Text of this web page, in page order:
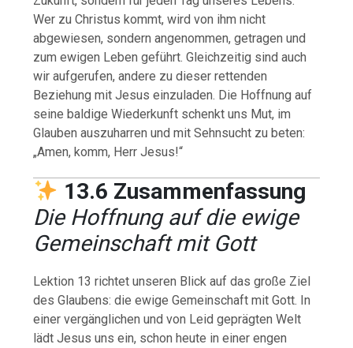
Wer zu Christus kommt, wird von ihm nicht
abgewiesen, sondern angenommen, getragen und
zum ewigen Leben geführt. Gleichzeitig sind auch
wir aufgerufen, andere zu dieser rettenden
Beziehung mit Jesus einzuladen. Die Hoffnung auf
seine baldige Wiederkunft schenkt uns Mut, im
Glauben auszuharren und mit Sehnsucht zu beten:
„Amen, komm, Herr Jesus!“
13.6 Zusammenfassung
Die Hoffnung auf die ewige
Gemeinschaft mit Gott
Lektion 13 richtet unseren Blick auf das große Ziel
des Glaubens: die ewige Gemeinschaft mit Gott. In
einer vergänglichen und von Leid geprägten Welt
lädt Jesus uns ein, schon heute in einer engen